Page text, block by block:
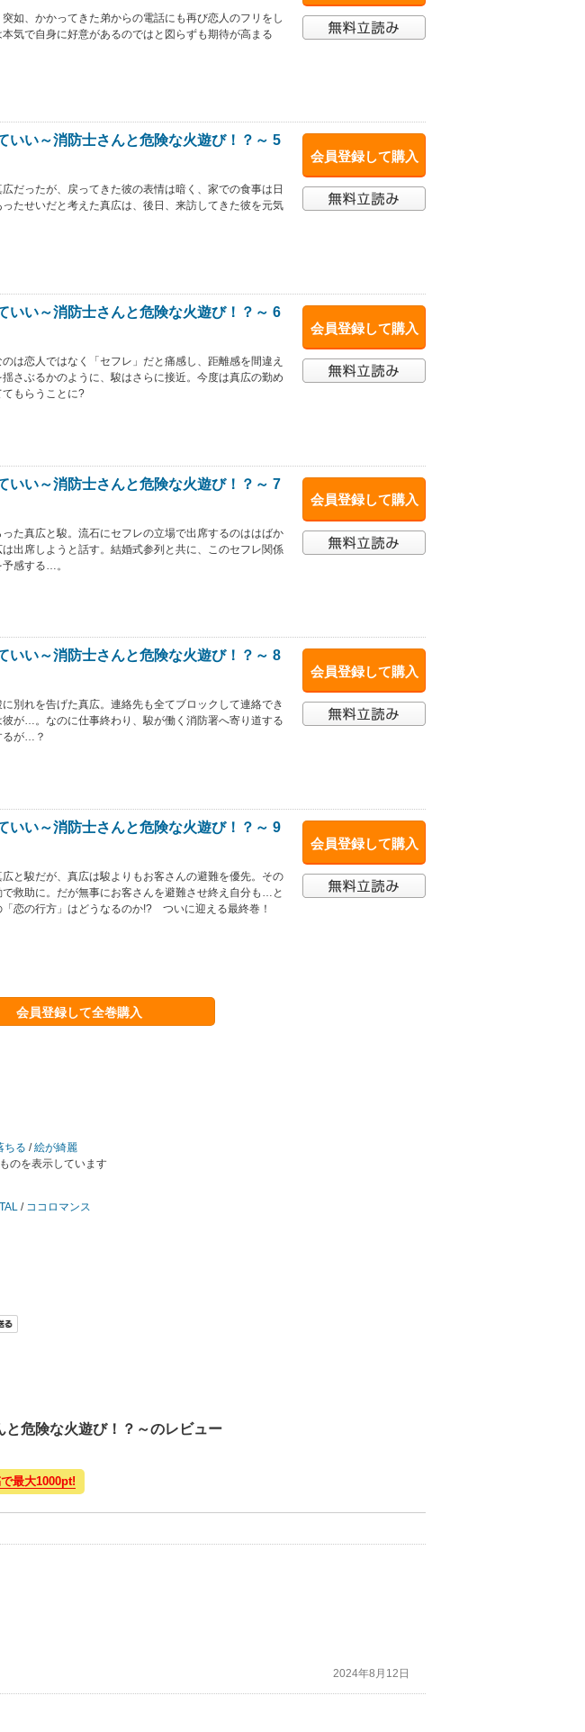
如、かかってきた弟からの電話にも再び恋人のフリをし
気で自身に好意があるのではと図らずも期待が高まる
会員登録して購入
いい～消防士さんと危険な火遊び！？～ 5
だったが、戻ってきた彼の表情は暗く、家での食事は日
たせいだと考えた真広は、後日、来訪してきた彼を元気
会員登録して購入
いい～消防士さんと危険な火遊び！？～ 6
は恋人ではなく「セフレ」だと痛感し、距離感を間違え
さぶるかのように、駿はさらに接近。今度は真広の勤め
もらうことに?
会員登録して購入
いい～消防士さんと危険な火遊び！？～ 7
た真広と駿。流石にセフレの立場で出席するのははばか
出席しようと話す。結婚式参列と共に、このセフレ関係
感する…。
会員登録して購入
いい～消防士さんと危険な火遊び！？～ 8
別れを告げた真広。連絡先も全てブロックして連絡でき
が…。なのに仕事終わり、駿が働く消防署へ寄り道する
るが…？
会員登録して購入
いい～消防士さんと危険な火遊び！？～ 9
と駿だが、真広は駿よりもお客さんの避難を優先。その
救助に。だが無事にお客さんを避難させ終え自分も…と
恋の行方」はどうなるのか!? ついに迎える最終巻！
会員登録して全巻購入
ちる /絵が綺麗
のを表示しています
/ ココロマンス
危険な火遊び！？～のレビュー
最大1000pt!
2024年8月12日